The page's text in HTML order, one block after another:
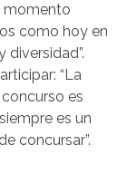
momento
como hoy en
“La
es
es un
concursar”.